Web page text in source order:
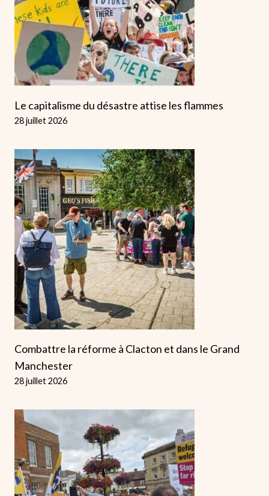
Le capitalisme du désastre attise les flammes
28 juillet 2026
Combattre la réforme à Clacton et dans le Grand
Manchester
28 juillet 2026